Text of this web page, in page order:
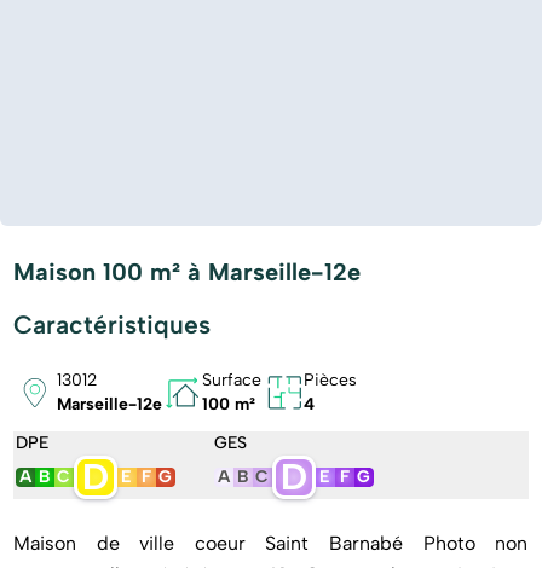
Maison 100 m² à Marseille-12e
Caractéristiques
13012
Marseille-12e
Surface
100 m²
Pièces
4
DPE
A B C D E F G
GES
A B C D E F G
Maison de ville coeur Saint Barnabé Photo non